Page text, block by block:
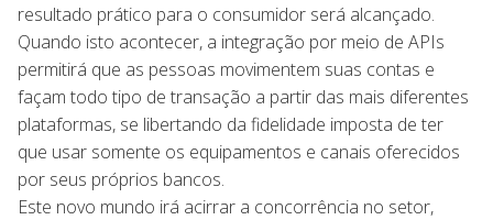
resultado prático para o consumidor será alcançado.
Quando isto acontecer, a integração por meio de APIs
permitirá que as pessoas movimentem suas contas e
façam todo tipo de transação a partir das mais diferentes
plataformas, se libertando da fidelidade imposta de ter
que usar somente os equipamentos e canais oferecidos
por seus próprios bancos.
Este novo mundo irá acirrar a concorrência no setor,